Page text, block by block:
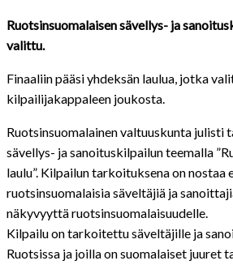
Ruotsinsuomalaisen sävellys- ja
valittu.
Finaaliin pääsi yhdeksän laulua, jotka
kilpailijakappaleen joukosta.
Ruotsinsuomalainen valtuuskunta julisti
sävellys- ja sanoituskilpailun teemalla
laulu”. Kilpailun tarkoituksena on nostaa
ruotsinsuomalaisia säveltäjiä ja
näkyvyyttä ruotsinsuomalaisuudelle.
Kilpailu on tarkoitettu säveltäjille ja
Ruotsissa ja joilla on suomalaiset juuret